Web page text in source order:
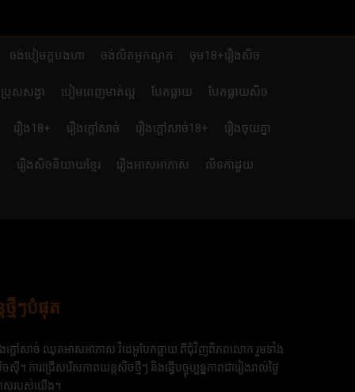
ចង់បៀមក្តបងហា ចង់លិតអូកណូក ចុម18+រឿងសិច
រុសសង្ហា បៀមពេញមាត់ល្អ បែកធ្លាយ បែកធ្លាយសិច
រឿង18+ រឿងក្ដៅសាច់ រឿងក្ដៅសាច់18+ រឿងចុយគ្នា
រឿងសិចនិយាយខ្មែរ រឿងអាសអាភាស លិទកាដួយ
មីៗបំផុត
ក្ដៅសាច់ ឈុតអាសអាភាស វិដេអូបែកធ្លាយ ពីជុំវិញពិភពលោក រួមទាំង
រជ្រើសរើសភាពយន្តសិចថ្មីៗ និងធ្វើបច្ចុប្បន្នភាពជារៀងរាល់ថ្ងៃ
ាសរបស់យើង។